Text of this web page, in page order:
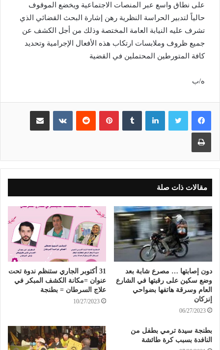
على نطاق واسع عبر المنصات الاجتماعية ويخضع الموقوف
حالياً لتدبير الحراسة النظرية رهن إشارة البحث القضائي الذي
تشرف عليه النيابة العامة المختصة وذلك من أجل الكشف عن
جميع ظروف وملابسات ارتكاب هذه الأفعال الإجرامية وتحديد
كافة المتورطين المحتملين في القضية
ه/ب
لينكدإن بينتيريست مشاركة عبر البريد
طباعة
مقالات ذات صلة
دون إصابتها … مصرع شابة بعد
وضع سكين على رقبتها في الشارع
العام وسرقة هاتفها بضواحي
إنزكان
06/27/2023
31 أكتوبر الجاري ستنظم ندوة تحت
عنوان =مكانة الكشف المبكر في
علاج السرطان = بطنجة
10/27/2023
بطنجة سيدة ترمي بطفل من
النافدة بسبب كرة طائشة